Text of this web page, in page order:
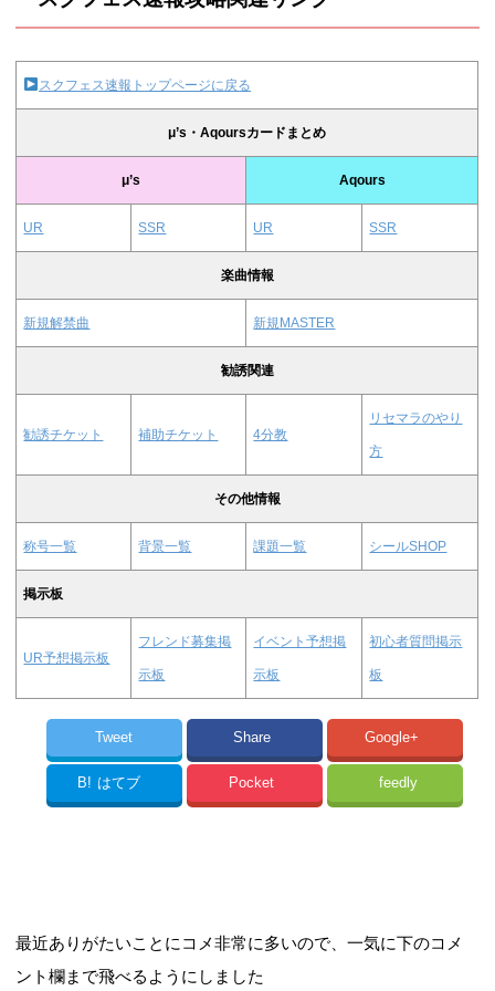
スクフェス速報トップページに戻る
μ’s・Aqoursカードまとめ
μ’s Aqours
UR SSR UR SSR
楽曲情報
新規解禁曲 新規MASTER
勧誘関連
勧誘チケット 補助チケット 4分教
リセマラのやり
方
その他情報
称号一覧 背景一覧 課題一覧 シールSHOP
掲示板
UR予想掲示板
フレンド募集掲
示板
イベント予想掲
示板
初心者質問掲示
板
Tweet Share Google+
B! はてブ Pocket feedly
最近ありがたいことにコメ非常に多いので、一気に下のコメ
ント欄まで飛べるようにしました